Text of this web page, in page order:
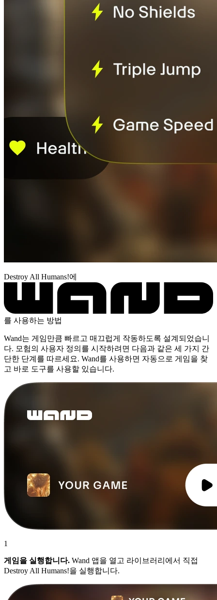
Destroy All Humans!에
를 사용하는 방법
Wand는 게임만큼 빠르고 매끄럽게 작동하도록 설계되었습니
다. 모험의 사용자 정의를 시작하려면 다음과 같은 세 가지 간
단한 단계를 따르세요. Wand를 사용하면 자동으로 게임을 찾
고 바로 도구를 사용할 있습니다.
1
게임을 실행합니다. Wand 앱을 열고 라이브러리에서 직접
Destroy All Humans!을 실행합니다.